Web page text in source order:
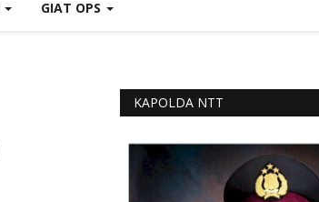
GIAT OPS
KAPOLDA NTT